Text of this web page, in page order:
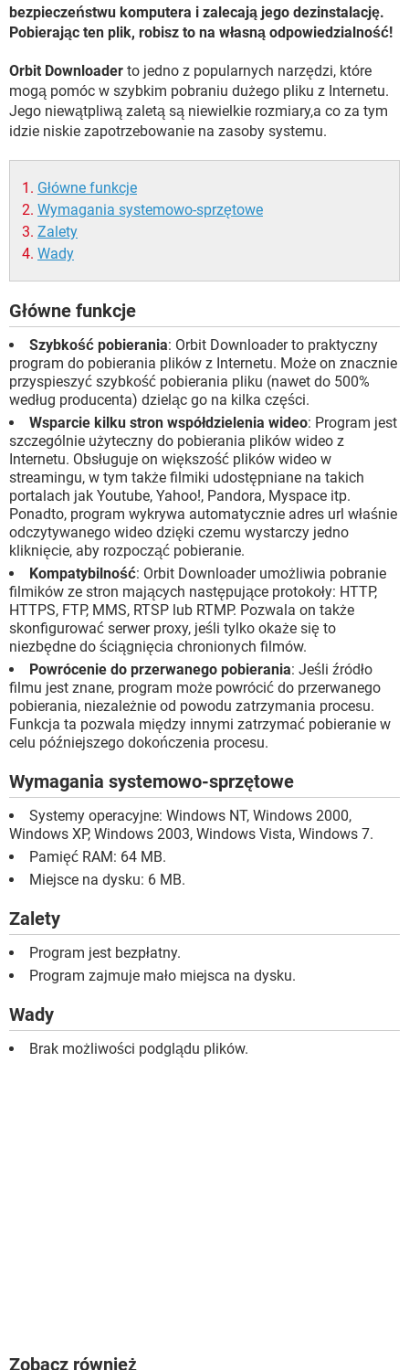
WINDOWS 10
bezpieczeństwu komputera i zalecają jego dezinstalację.
Pobierając ten plik, robisz to na własną odpowiedzialność!
Orbit Downloader to jedno z popularnych narzędzi, które
mogą pomóc w szybkim pobraniu dużego pliku z Internetu.
Jego niewątpliwą zaletą są niewielkie rozmiary,a co za tym
idzie niskie zapotrzebowanie na zasoby systemu.
Główne funkcje
Wymagania systemowo-sprzętowe
Zalety
Wady
Główne funkcje
Szybkość pobierania: Orbit Downloader to praktyczny
program do pobierania plików z Internetu. Może on znacznie
przyspieszyć szybkość pobierania pliku (nawet do 500%
według producenta) dzieląc go na kilka części.
Wsparcie kilku stron współdzielenia wideo: Program jest
szczególnie użyteczny do pobierania plików wideo z
Internetu. Obsługuje on większość plików wideo w
streamingu, w tym także filmiki udostępniane na takich
portalach jak Youtube, Yahoo!, Pandora, Myspace itp.
Ponadto, program wykrywa automatycznie adres url właśnie
odczytywanego wideo dzięki czemu wystarczy jedno
kliknięcie, aby rozpocząć pobieranie.
Kompatybilność: Orbit Downloader umożliwia pobranie
filmików ze stron mających następujące protokoły: HTTP,
HTTPS, FTP, MMS, RTSP lub RTMP. Pozwala on także
skonfigurować serwer proxy, jeśli tylko okaże się to
niezbędne do ściągnięcia chronionych filmów.
Powrócenie do przerwanego pobierania: Jeśli źródło
filmu jest znane, program może powrócić do przerwanego
pobierania, niezależnie od powodu zatrzymania procesu.
Funkcja ta pozwala między innymi zatrzymać pobieranie w
celu późniejszego dokończenia procesu.
Wymagania systemowo-sprzętowe
Systemy operacyjne: Windows NT, Windows 2000,
Windows XP, Windows 2003, Windows Vista, Windows 7.
Pamięć RAM: 64 MB.
Miejsce na dysku: 6 MB.
Zalety
Program jest bezpłatny.
Program zajmuje mało miejsca na dysku.
Wady
Brak możliwości podglądu plików.
Zobacz również